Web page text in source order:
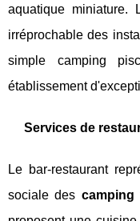
aquatique
irréprochable des
simple camping
établissement
Services de
Le bar-restaurant
sociale des camping